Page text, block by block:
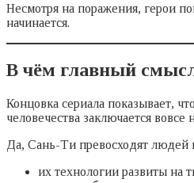
Несмотря на поражения, герои
начинается.
В чём главный
Концовка сериала показывает,
человечества заключается вовсе
Да, Сань-Ти превосходят людей
их технологии развиты на